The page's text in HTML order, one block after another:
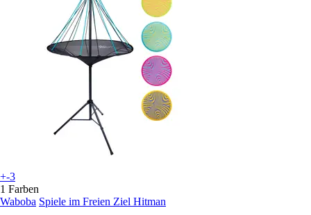
+-3
1 Farben
Waboba Spiele im Freien Ziel Hitman